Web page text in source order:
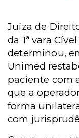
Juíza de
da 1ª vara
determinou,
Unimed
paciente com
que a
forma
com